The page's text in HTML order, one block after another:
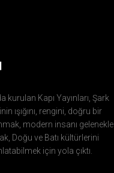
kurulan Kapı Yayınları, Şark
ışığını, rengini, doğru bir
modern insanı gelenekle
Doğu ve Batı kültürlerini
için yola çıktı.